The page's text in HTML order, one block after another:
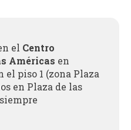
el Centro
Américas en
el piso 1 (zona Plaza
en Plaza de las